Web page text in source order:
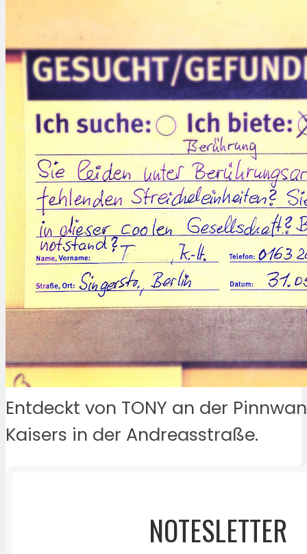
Entdeckt von TONY an der
Kaisers in der Andreasstraße.
NOTESLETTER